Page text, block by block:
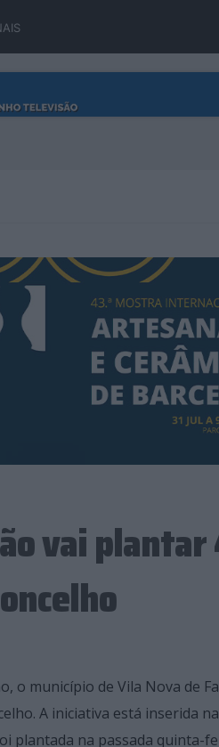
vai plantar
o município de Vila Nova de
A iniciativa está inserida
plantada na passada quinta-